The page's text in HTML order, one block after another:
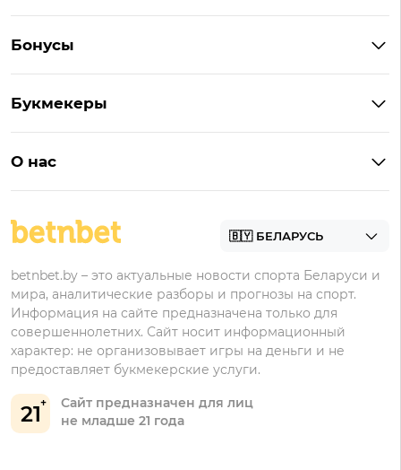
Букмекеры на Андроид
БК для ставок на киберспорт
Бонусы
Бонус на депозит
Бонусы Бетера
Бонусы Винлайн
Букмекеры
Марафонбет
О нас
21
Сайт предназначен для лиц
не младше 21 года
betnbet.by – это актуальные новости спорта Беларуси и
мира, аналитические разборы и прогнозы на спорт.
Информация на сайте предназначена только для
совершеннолетних. Сайт носит информационный
характер: не организовывает игры на деньги и не
предоставляет букмекерские услуги.